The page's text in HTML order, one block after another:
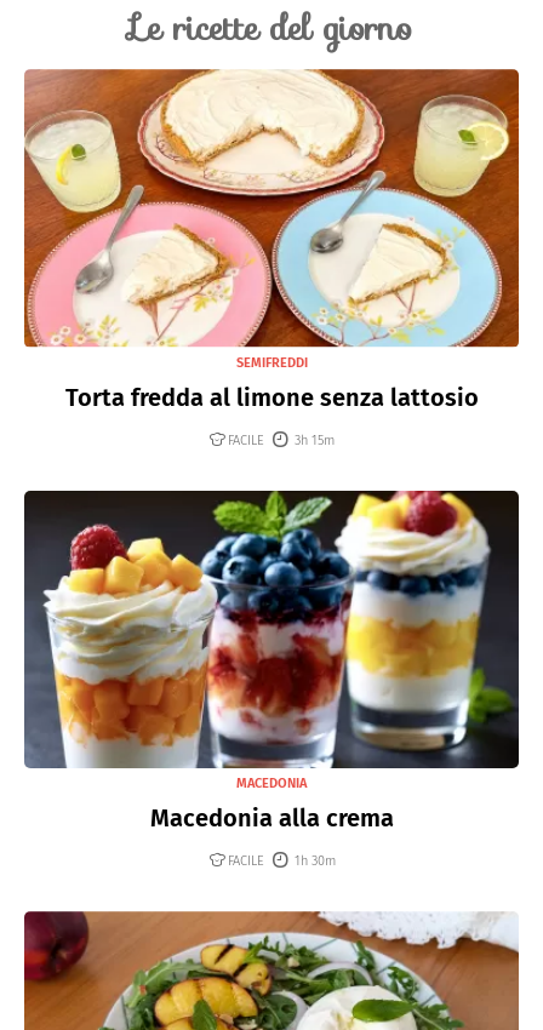
Le ricette del giorno
SEMIFREDDI
Torta fredda al limone senza lattosio
FACILE 3h 15m
MACEDONIA
Macedonia alla crema
FACILE 1h 30m